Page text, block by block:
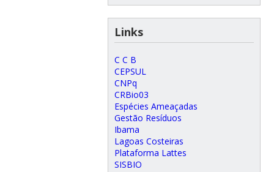
Links
C C B
CEPSUL
CNPq
CRBio03
Espécies Ameaçadas
Gestão Resíduos
Ibama
Lagoas Costeiras
Plataforma Lattes
SISBIO